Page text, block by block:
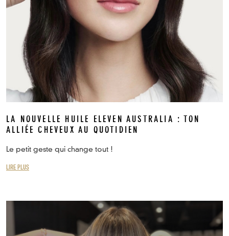
LA NOUVELLE HUILE ELEVEN AUSTRALIA : TON
ALLIÉE CHEVEUX AU QUOTIDIEN
Le petit geste qui change tout !
LIRE PLUS